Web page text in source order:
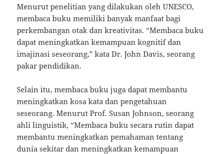
Menurut penelitian yang dilakukan oleh UNESCO,
membaca buku memiliki banyak manfaat bagi
perkembangan otak dan kreativitas. “Membaca buku
dapat meningkatkan kemampuan kognitif dan
imajinasi seseorang,” kata Dr. John Davis, seorang
pakar pendidikan.
Selain itu, membaca buku juga dapat membantu
meningkatkan kosa kata dan pengetahuan
seseorang. Menurut Prof. Susan Johnson, seorang
ahli linguistik, “Membaca buku secara rutin dapat
membantu meningkatkan pemahaman tentang
dunia sekitar dan meningkatkan kemampuan